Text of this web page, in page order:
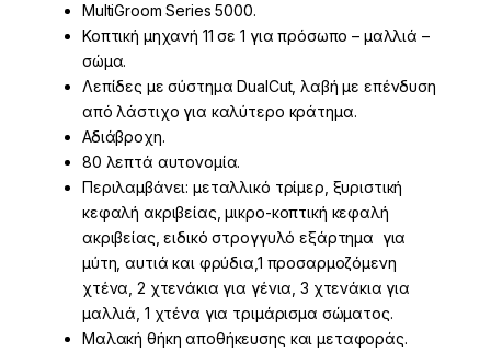
MultiGroom Series 5000.
Κοπτική μηχανή 11 σε 1 για πρόσωπο – μαλλιά –
σώμα.
Λεπίδες με σύστημα DualCut, λαβή με επένδυση
από λάστιχο για καλύτερο κράτημα.
Αδιάβροχη.
80 λεπτά αυτονομία.
Περιλαμβάνει: μεταλλικό τρίμερ, ξυριστική
κεφαλή ακριβείας, μικρο-κοπτική κεφαλή
ακριβείας, ειδικό στρογγυλό εξάρτημα για
μύτη, αυτιά και φρύδια,1 προσαρμοζόμενη
χτένα, 2 χτενάκια για γένια, 3 χτενάκια για
μαλλιά, 1 χτένα για τριμάρισμα σώματος.
Μαλακή θήκη αποθήκευσης και μεταφοράς.